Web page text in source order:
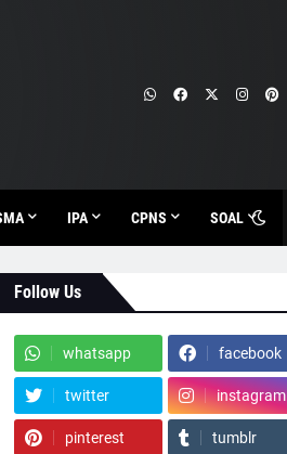
IPA CPNS SOAL
Follow Us
whatsapp facebook
twitter instagram
pinterest tumblr